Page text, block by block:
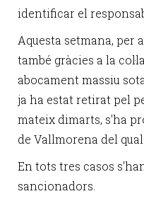
identificar el
Aquesta setmana, per
també gràcies a la
abocament massiu
ja ha estat retirat pel
mateix dimarts, s'ha
de Vallmorena del
En tots tres casos
sancionadors.